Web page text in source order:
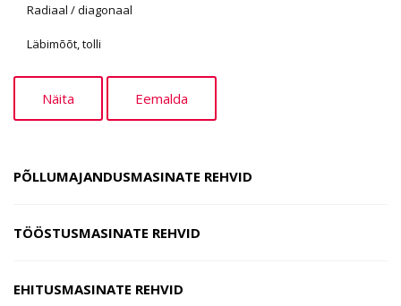
Radiaal / diagonaal
Läbimõõt, tolli
PÕLLUMAJANDUSMASINATE REHVID
TÖÖSTUSMASINATE REHVID
EHITUSMASINATE REHVID